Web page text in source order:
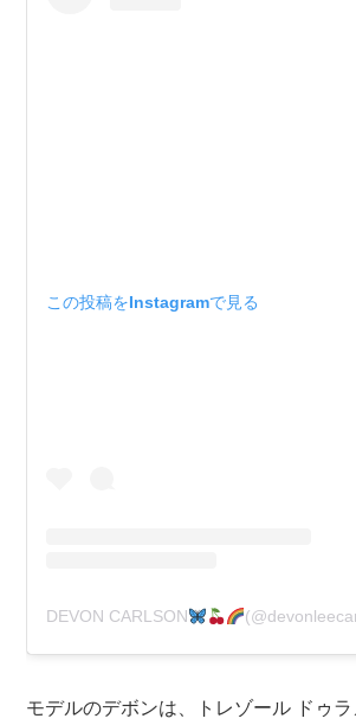
この投稿をInstagramで見る
DEVON CARLSON
モデルのデボンは、トレゾール ドゥラ